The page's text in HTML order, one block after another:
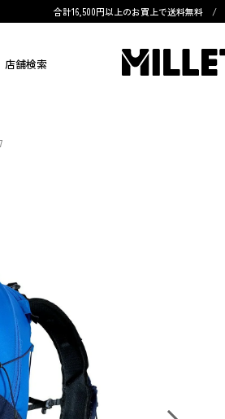
合計16,500円以上のお買上で送料無料 /
店舗検索